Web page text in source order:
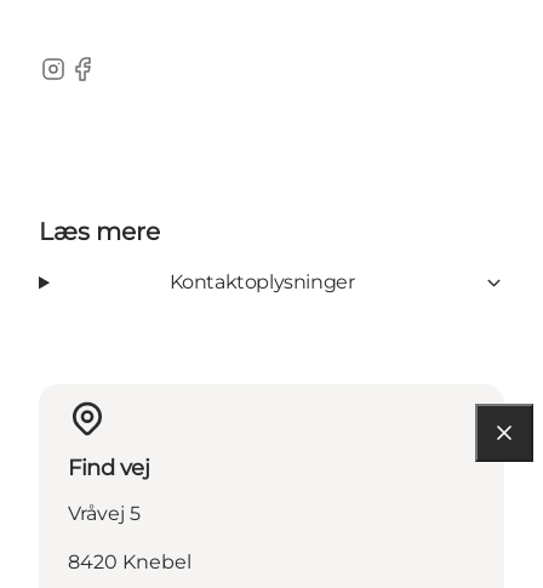
Instagram
Facebook
Læs mere
Kontaktoplysninger
Find vej
Vråvej 5
8420 Knebel